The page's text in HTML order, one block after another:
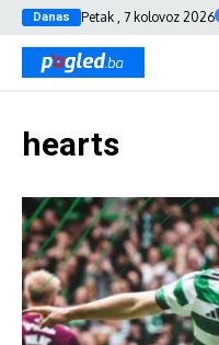
Danas Petak , 7 kolovoz 2026
hearts